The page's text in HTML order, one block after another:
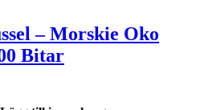
– Morskie Oko
Bitar